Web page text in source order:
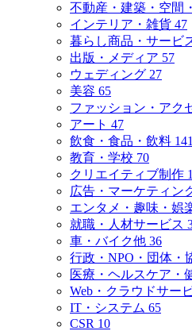
不動産・建築・空間
インテリア・雑貨 47
暮らし商品・サービ
出版・メディア 57
ウェディング 27
美容 65
ファッション・アク
アート 47
飲食・食品・飲料 141
教育・学校 70
クリエイティブ制作
広告・マーケティン
エンタメ・趣味・娯
就職・人材サービス
車・バイク他 36
行政・NPO・団体・
医療・ヘルスケア・
Web・クラウドサー
IT・システム 65
CSR 10